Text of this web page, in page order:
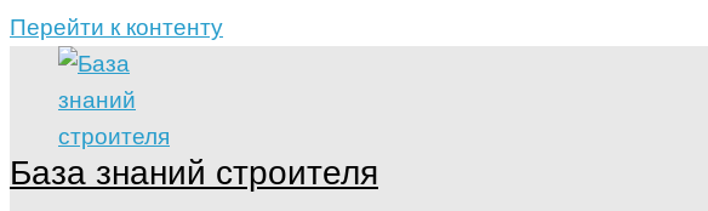
Перейти к контенту
База знаний строителя